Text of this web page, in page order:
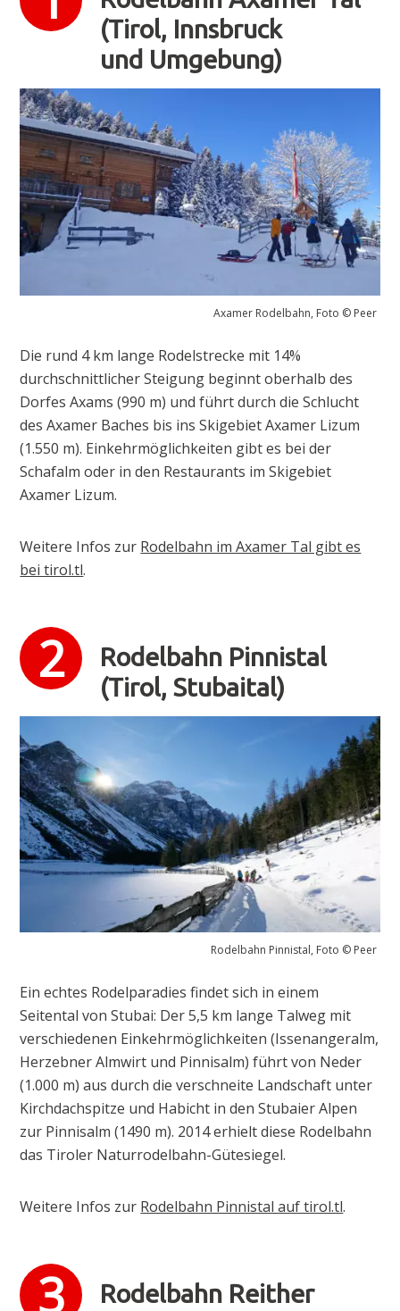
(Tirol, Innsbruck
und Umgebung)
Axamer Rodelbahn, Foto © Peer
Die rund 4 km lange Rodelstrecke mit 14%
durchschnittlicher Steigung beginnt oberhalb des
Dorfes Axams (990 m) und führt durch die Schlucht
des Axamer Baches bis ins Skigebiet Axamer Lizum
(1.550 m). Einkehrmöglichkeiten gibt es bei der
Schafalm oder in den Restaurants im Skigebiet
Axamer Lizum.
Weitere Infos zur Rodelbahn im Axamer Tal gibt es
bei tirol.tl.
Rodelbahn Pinnistal
(Tirol, Stubaital)
Rodelbahn Pinnistal, Foto © Peer
Ein echtes Rodelparadies findet sich in einem
Seitental von Stubai: Der 5,5 km lange Talweg mit
verschiedenen Einkehrmöglichkeiten (Issenangeralm,
Herzebner Almwirt und Pinnisalm) führt von Neder
(1.000 m) aus durch die verschneite Landschaft unter
Kirchdachspitze und Habicht in den Stubaier Alpen
zur Pinnisalm (1490 m). 2014 erhielt diese Rodelbahn
das Tiroler Naturrodelbahn-Gütesiegel.
Weitere Infos zur Rodelbahn Pinnistal auf tirol.tl.
Rodelbahn Reither